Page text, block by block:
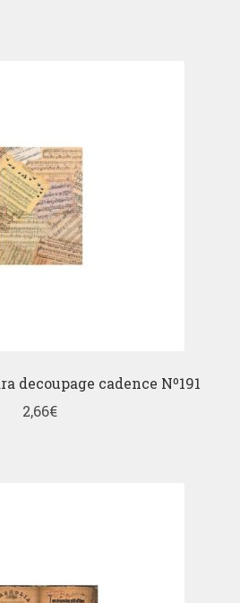
decoupage cadence Nº191
2,66€